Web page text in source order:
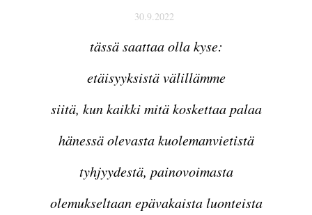
30.9.2022
tässä saattaa olla kyse:
etäisyyksistä välillämme
siitä, kun kaikki mitä koskettaa palaa
hänessä olevasta kuolemanvietistä
tyhjyydestä, painovoimasta
olemukseltaan epävakaista luonteista